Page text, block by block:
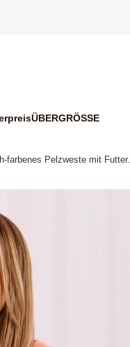
ÜBERGRÖSSE
farbenes Pelzweste mit Futter.